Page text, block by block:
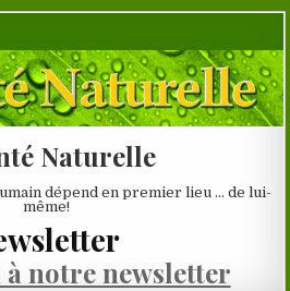
Naturelle
dépend en premier lieu … de lui-
même!
notre newsletter